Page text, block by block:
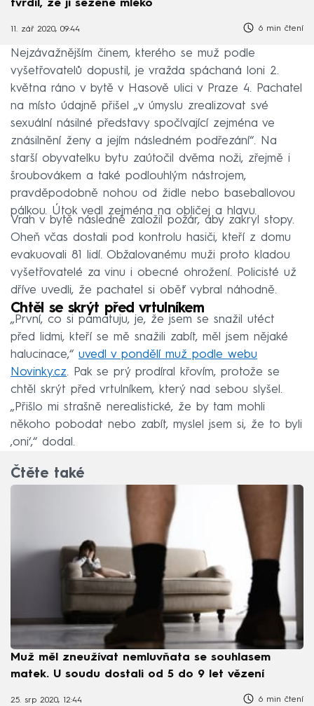
tvrdil, že jí sežene mléko
11. zář 2020, 09:44 6 min čtení
Nejzávažnějším činem, kterého se muž podle
vyšetřovatelů dopustil, je vražda spáchaná loni 2.
května ráno v bytě v Hasově ulici v Praze 4. Pachatel
na místo údajně přišel „v úmyslu zrealizovat své
sexuální násilné představy spočívající zejména ve
znásilnění ženy a jejím následném podřezání“. Na
starší obyvatelku bytu zaútočil dvěma noži, zřejmě i
šroubovákem a také podlouhlým nástrojem,
pravděpodobně nohou od židle nebo baseballovou
pálkou. Útok vedl zejména na obličej a hlavu.
Vrah v bytě následně založil požár, aby zakryl stopy.
Oheň včas dostali pod kontrolu hasiči, kteří z domu
evakuovali 81 lidí. Obžalovanému muži proto kladou
vyšetřovatelé za vinu i obecné ohrožení. Policisté už
dříve uvedli, že pachatel si oběť vybral náhodně.
Chtěl se skrýt před vrtulníkem
„První, co si pamatuju, je, že jsem se snažil utéct
před lidmi, kteří se mě snažili zabít, měl jsem nějaké
halucinace,“ uvedl v pondělí muž podle webu
Novinky.cz. Pak se prý prodíral křovím, protože se
chtěl skrýt před vrtulníkem, který nad sebou slyšel.
„Přišlo mi strašně nerealistické, že by tam mohli
někoho pobodat nebo zabít, myslel jsem si, že to byli
,oni‘,“ dodal.
Čtěte také
Muž měl zneužívat nemluvňata se souhlasem
matek. U soudu dostali od 5 do 9 let vězení
25. srp 2020, 12:44 6 min čtení